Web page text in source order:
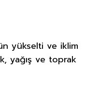
yükselti ve iklim
yağış ve toprak